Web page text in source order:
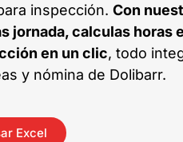
inspección. Con
jornada, calculas horas
en un clic, todo
y nómina de Dolibarr.
Excel